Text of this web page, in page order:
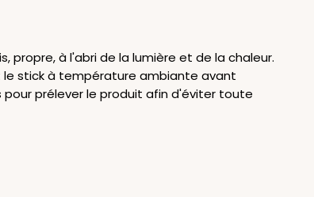
propre, à l'abri de la lumière et de la chaleur.
le stick à température ambiante avant
prélever le produit afin d'éviter toute